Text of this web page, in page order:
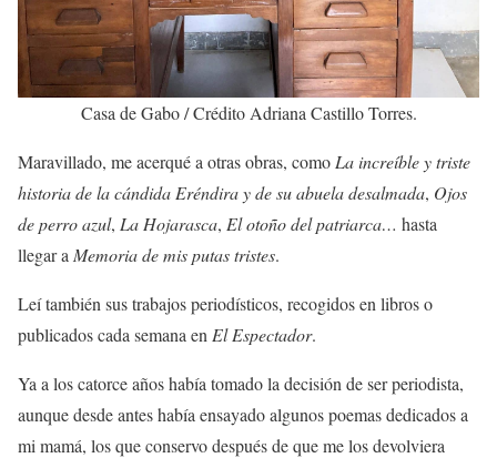
Casa de Gabo / Crédito Adriana Castillo Torres.
Maravillado, me acerqué a otras obras, como La increíble y triste
historia de la cándida Eréndira y de su abuela desalmada, Ojos
de perro azul, La Hojarasca, El otoño del patriarca… hasta
llegar a Memoria de mis putas tristes.
Leí también sus trabajos periodísticos, recogidos en libros o
publicados cada semana en El Espectador.
Ya a los catorce años había tomado la decisión de ser periodista,
aunque desde antes había ensayado algunos poemas dedicados a
mi mamá, los que conservo después de que me los devolviera